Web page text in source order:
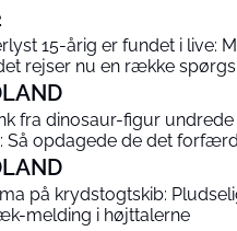
15-årig er fundet i live:
rejser nu en række
fra dinosaur-figur
Så opdagede de det
på krydstogtskib:
melding i højttalerne